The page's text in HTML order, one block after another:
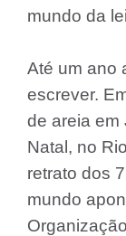
mundo da
Até um ano
escrever.
de areia em
Natal, no
retrato dos
mundo